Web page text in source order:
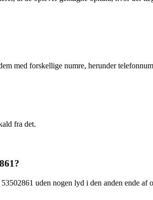
med forskellige numre, herunder
fra det.
uden nogen lyd i den anden ende af